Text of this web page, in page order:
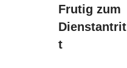
Frutig zum
Dienstantrit
t